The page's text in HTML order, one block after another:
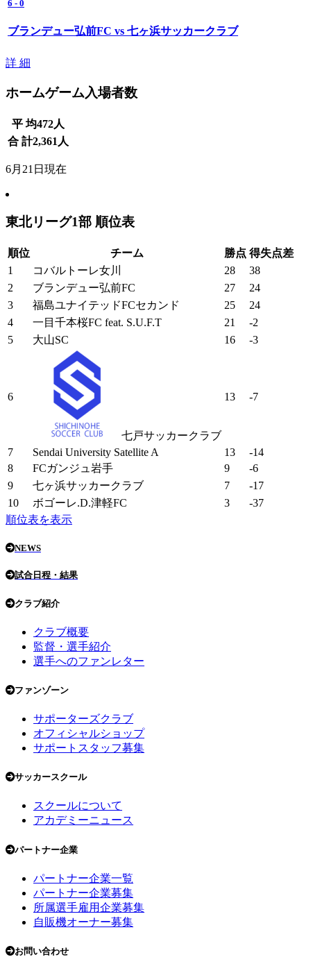
6 - 0
ブランデュー弘前FC vs 七ヶ浜サッカークラブ
詳 細
ホームゲーム入場者数
平 均472人
合 計2,361 人
6月21日現在
東北リーグ1部 順位表
順位 チーム 勝点 得失点差
1
コバルトーレ女川 28
38
2
ブランデュー弘前FC 27
24
3
福島ユナイテッドFCセカンド 25
24
4
一目千本桜FC feat. S.U.F.T 21
-2
5
大山SC 16 -3
6
七戸サッカークラブ
13 -7
7 Sendai University Satellite A 13
-14
8
FCガンジュ岩手 9
-6
9
七ヶ浜サッカークラブ 7
-17
10
ボゴーレ.D.津軽FC 3
-37
順位表を表示
NEWS
試合日程・結果
クラブ紹介
クラブ概要
監督・選手紹介
選手へのファンレター
ファンゾーン
サポーターズクラブ
オフィシャルショップ
サポートスタッフ募集
サッカースクール
スクールについて
アカデミーニュース
パートナー企業
パートナー企業一覧
パートナー企業募集
所属選手雇用企業募集
自販機オーナー募集
お問い合わせ